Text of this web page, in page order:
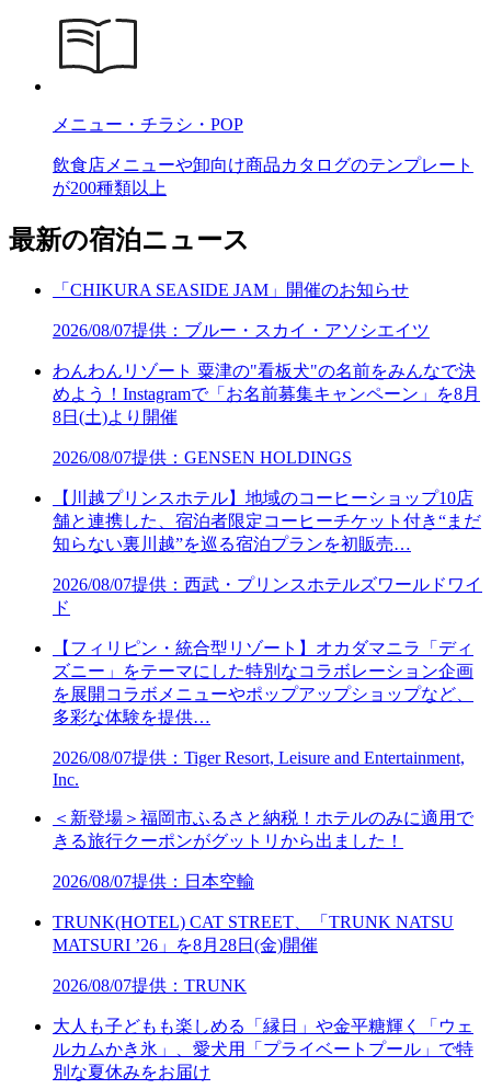
メニュー・チラシ・POP
飲食店メニューや卸向け商品カタログのテンプレート
が200種類以上
最新の宿泊ニュース
「CHIKURA SEASIDE JAM」開催のお知らせ
2026/08/07提供：ブルー・スカイ・アソシエイツ
わんわんリゾート 粟津の"看板犬"の名前をみんなで決
めよう！Instagramで「お名前募集キャンペーン」を8月
8日(土)より開催
2026/08/07提供：GENSEN HOLDINGS
【川越プリンスホテル】地域のコーヒーショップ10店
舗と連携した、宿泊者限定コーヒーチケット付き“まだ
知らない裏川越”を巡る宿泊プランを初販売…
2026/08/07提供：西武・プリンスホテルズワールドワイ
ド
【フィリピン・統合型リゾート】オカダマニラ「ディ
ズニー」をテーマにした特別なコラボレーション企画
を展開コラボメニューやポップアップショップなど、
多彩な体験を提供…
2026/08/07提供：Tiger Resort, Leisure and Entertainment,
Inc.
＜新登場＞福岡市ふるさと納税！ホテルのみに適用で
きる旅行クーポンがグットリから出ました！
2026/08/07提供：日本空輸
TRUNK(HOTEL) CAT STREET、「TRUNK NATSU
MATSURI ’26」を8月28日(金)開催
2026/08/07提供：TRUNK
大人も子どもも楽しめる「縁日」や金平糖輝く「ウェ
ルカムかき氷」、愛犬用「プライベートプール」で特
別な夏休みをお届け